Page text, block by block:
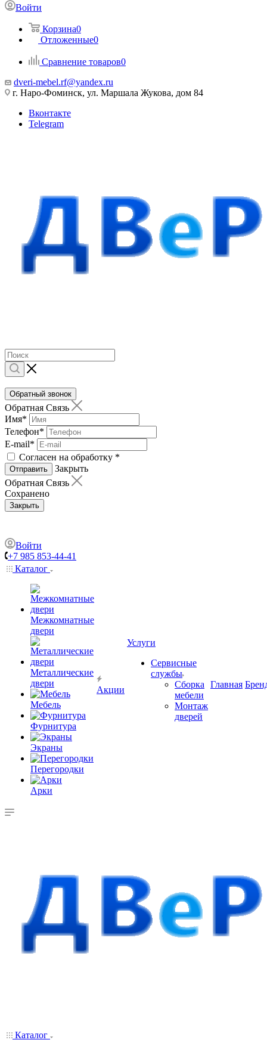
Войти
Корзина0
Отложенные0
Сравнение товаров0
dveri-mebel.rf@yandex.ru
г. Наро-Фоминск, ул. Маршала Жукова, дом 84
Вконтакте
Telegram
Обратный звонок
Обратная Связь
Имя*
Телефон*
E-mail*
Согласен на обработку *
Отправить
Закрыть
Обратная Связь
Сохранено
Закрыть
Войти
+7 985 853-44-41
Каталог
Межкомнатные
двери
Металлические
двери
Мебель
Фурнитура
Экраны
Перегородки
Арки
Акции
Услуги
Сервисные
службы
Сборка
мебели
Монтаж
дверей
Главная
Каталог